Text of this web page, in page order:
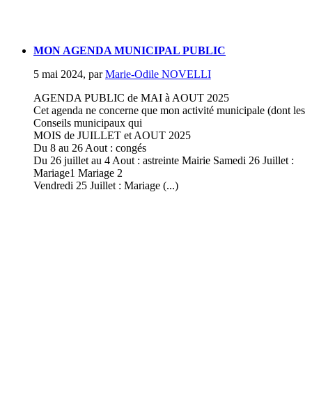
MON AGENDA MUNICIPAL PUBLIC
5 mai 2024, parMarie-Odile NOVELLI
AGENDA PUBLIC de MAI à AOUT 2025
Cet agenda ne concerne que mon activité municipale (dont les
Conseils municipaux qui
MOIS de JUILLET et AOUT 2025
Du 8 au 26 Aout : congés
Du 26 juillet au 4 Aout : astreinte Mairie Samedi 26 Juillet :
Mariage1 Mariage 2
Vendredi 25 Juillet : Mariage (...)